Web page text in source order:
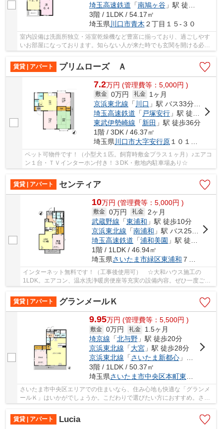
埼玉高速鉄道 「南鳩ヶ谷」駅 徒歩17分
3階 / 1LDK / 54.17㎡
埼玉県 川口市青木 ２丁目１５-３０
室内設備は洗面所独立・浴室乾燥機など豊富に揃っており、過ごしやす
いお部屋になっております。知らない人が来た時でも玄関を開ける必要
がなくなるモニター付きインターホンが付いて...
賃貸 | アパート
プリムローズ Ａ
7.2万円 (管理費等：5,000円 )
敷金 0万円 礼金 1ヶ月
京浜東北線 「 川口 」駅 バス33分 「安行原団地」 停歩2分
埼玉高速鉄道 「 戸塚安行 」駅 徒歩34分
東武伊勢崎線 「新田 」駅 徒歩36分
1階 / 3DK / 46.37㎡
埼玉県 川口市大字安行原 １０１８-１
ペット可物件です！（小型犬１匹。飼育時敷金プラス１ヶ月）♪エアコ
ン１台・ＴＶインターホン付き！３DK・敷地内駐車場あり☆
賃貸 | アパート センティア
10万円 (管理費等：5,000円 )
敷金 0万円 礼金
2ヶ月
武蔵野線 「東浦和 」駅 徒歩10分
京浜東北線 「南浦和 」駅 バス25分 「浅間下（埼玉県）」 停歩7分
埼玉高速鉄道 「浦和美園 」駅 徒歩55分
1階 / 1LDK / 46.94㎡
埼玉県さいたま市緑区東浦和 ７丁目４-１２
インターネット無料です！（工事後使用可） ☆大和ハウス施工の
1LDK。エアコン、温水洗浄暖房便座等充実の設備内容。ぜひ一度ご内
見ください☆
賃貸 | アパート
グランメールＫ
9.95万円 (管理費等：5,500円 )
敷金 0万円 礼金
1.5ヶ月
埼京線 「北与野」駅 徒歩20分
京浜東北線 「大宮」駅 徒歩28分
京浜東北線 「さいたま新都心」駅 徒歩25分
3階 / 1LDK / 50.37㎡
埼玉県さいたま市中央区本町東６丁目１
さいたま市中央区エリアでの住まいなら、住み心地も快適な「グランメ
ールＫ」はいかがでしょうか。こだわりで選びたい方におすすめ。さい
賃貸 | アパート
Lucia